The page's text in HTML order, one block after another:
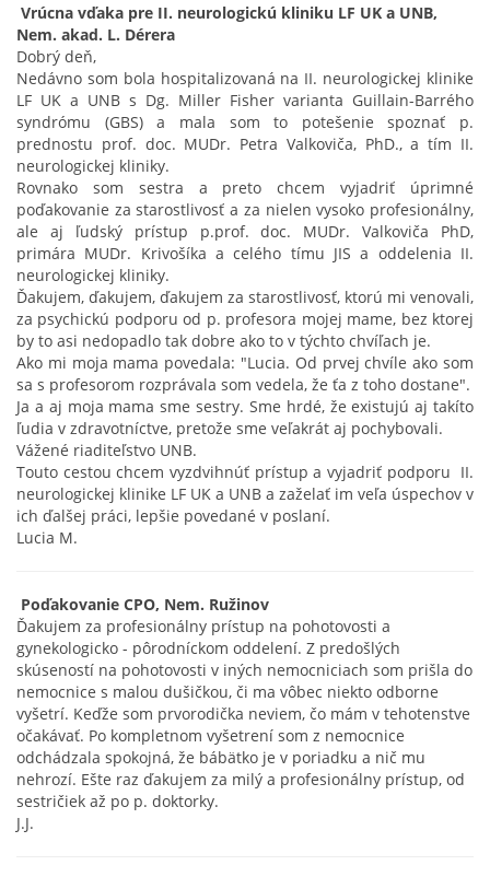
Vrúcna vďaka pre II. neurologickú kliniku LF UK a UNB,
Nem. akad. L. Dérera
Dobrý deň,
Nedávno som bola hospitalizovaná na II. neurologickej klinike
LF UK a UNB s Dg. Miller Fisher varianta Guillain-Barrého
syndrómu (GBS) a mala som to potešenie spoznať p.
prednostu prof. doc. MUDr. Petra Valkoviča, PhD., a tím II.
neurologickej kliniky.
Rovnako som sestra a preto chcem vyjadriť úprimné
poďakovanie za starostlivosť a za nielen vysoko profesionálny,
ale aj ľudský prístup p.prof. doc. MUDr. Valkoviča PhD,
primára MUDr. Krivošíka a celého tímu JIS a oddelenia II.
neurologickej kliniky.
Ďakujem, ďakujem, ďakujem za starostlivosť, ktorú mi venovali,
za psychickú podporu od p. profesora mojej mame, bez ktorej
by to asi nedopadlo tak dobre ako to v týchto chvíľach je.
Ako mi moja mama povedala: "Lucia. Od prvej chvíle ako som
sa s profesorom rozprávala som vedela, že ťa z toho dostane".
Ja a aj moja mama sme sestry. Sme hrdé, že existujú aj takíto
ľudia v zdravotníctve, pretože sme veľakrát aj pochybovali.
Vážené riaditeľstvo UNB.
Touto cestou chcem vyzdvihnúť prístup a vyjadriť podporu II.
neurologickej klinike LF UK a UNB a zaželať im veľa úspechov v
ich ďalšej práci, lepšie povedané v poslaní.
Lucia M.
Poďakovanie CPO, Nem. Ružinov
Ďakujem za profesionálny prístup na pohotovosti a
gynekologicko - pôrodníckom oddelení. Z predošlých
skúseností na pohotovosti v iných nemocniciach som prišla do
nemocnice s malou dušičkou, či ma vôbec niekto odborne
vyšetrí. Keďže som prvorodička neviem, čo mám v tehotenstve
očakávať. Po kompletnom vyšetrení som z nemocnice
odchádzala spokojná, že bábätko je v poriadku a nič mu
nehrozí. Ešte raz ďakujem za milý a profesionálny prístup, od
sestričiek až po p. doktorky.
J.J.